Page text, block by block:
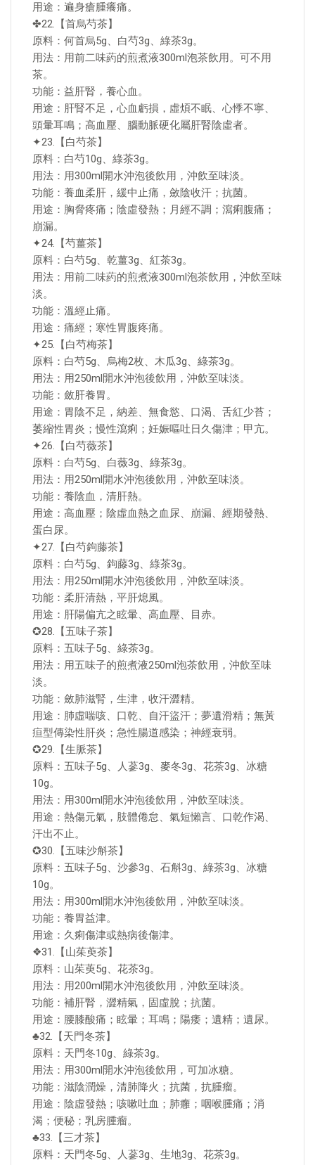
用途：遍身瘡腫癢痛。
✤22.【首烏芍茶】
原料：何首烏5g、白芍3g、綠茶3g。
用法：用前二味葯的煎煮液300ml泡茶飲用。可不用
茶。
功能：益肝腎，養心血。
用途：肝腎不足，心血虧損，虛煩不眠、心悸不寧、
頭暈耳鳴；高血壓、腦動脈硬化屬肝腎陰虛者。
✦23.【白芍茶】
原料：白芍10g、綠茶3g。
用法：用300ml開水沖泡後飲用，沖飲至味淡。
功能：養血柔肝，緩中止痛，斂陰收汗；抗菌。
用途：胸脅疼痛；陰虛發熱；月經不調；瀉痢腹痛；
崩漏。
✦24.【芍薑茶】
原料：白芍5g、乾薑3g、紅茶3g。
用法：用前二味葯的煎煮液300ml泡茶飲用，沖飲至味
淡。
功能：溫經止痛。
用途：痛經；寒性胃腹疼痛。
✦25.【白芍梅茶】
原料：白芍5g、烏梅2枚、木瓜3g、綠茶3g。
用法：用250ml開水沖泡後飲用，沖飲至味淡。
功能：斂肝養胃。
用途：胃陰不足，納差、無食慾、口渴、舌紅少苔；
萎縮性胃炎；慢性瀉痢；妊娠嘔吐日久傷津；甲亢。
✦26.【白芍薇茶】
原料：白芍5g、白薇3g、綠茶3g。
用法：用250ml開水沖泡後飲用，沖飲至味淡。
功能：養陰血，清肝熱。
用途：高血壓；陰虛血熱之血尿、崩漏、經期發熱、
蛋白尿。
✦27.【白芍鉤藤茶】
原料：白芍5g、鉤藤3g、綠茶3g。
用法：用250ml開水沖泡後飲用，沖飲至味淡。
功能：柔肝清熱，平肝熄風。
用途：肝陽偏亢之眩暈、高血壓、目赤。
✪28.【五味子茶】
原料：五味子5g、綠茶3g。
用法：用五味子的煎煮液250ml泡茶飲用，沖飲至味
淡。
功能：斂肺滋腎，生津，收汗澀精。
用途：肺虛喘咳、口乾、自汗盜汗；夢遺滑精；無黃
疸型傳染性肝炎；急性腸道感染；神經衰弱。
✪29.【生脈茶】
原料：五味子5g、人蔘3g、麥冬3g、花茶3g、冰糖
10g。
用法：用300ml開水沖泡後飲用，沖飲至味淡。
用途：熱傷元氣，肢體倦怠、氣短懶言、口乾作渴、
汗出不止。
✪30.【五味沙斛茶】
原料：五味子5g、沙參3g、石斛3g、綠茶3g、冰糖
10g。
用法：用300ml開水沖泡後飲用，沖飲至味淡。
功能：養胃益津。
用途：久痢傷津或熱病後傷津。
❖31.【山茱萸茶】
原料：山茱萸5g、花茶3g。
用法：用200ml開水沖泡後飲用，沖飲至味淡。
功能：補肝腎，澀精氣，固虛脫；抗菌。
用途：腰膝酸痛；眩暈；耳鳴；陽痿；遺精；遺尿。
♣32.【天門冬茶】
原料：天門冬10g、綠茶3g。
用法：用300ml開水沖泡後飲用，可加冰糖。
功能：滋陰潤燥，清肺降火；抗菌，抗腫瘤。
用途：陰虛發熱；咳嗽吐血；肺癰；咽喉腫痛；消
渴；便秘；乳房腫瘤。
♣33.【三才茶】
原料：天門冬5g、人蔘3g、生地3g、花茶3g。